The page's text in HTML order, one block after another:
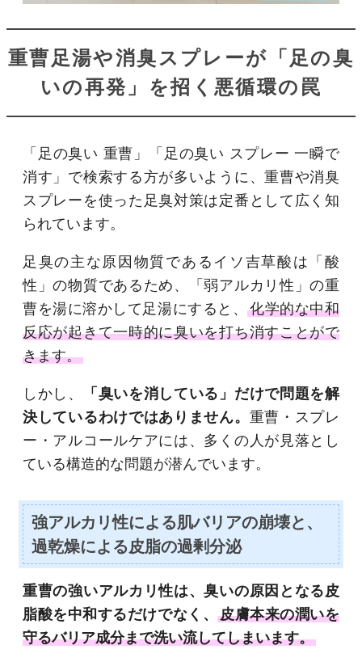
重曹足湯や消臭スプレーが「足の臭
いの再発」を招く悪循環の罠
「足の臭い 重曹」「足の臭い スプレー 一瞬で
消す」で検索する方が多いように、重曹や消臭
スプレーを使った足臭対策は定番として広く知
られています。
足臭の主な原因物質であるイソ吉草酸は「酸
性」の物質であるため、「弱アルカリ性」の重
曹を湯に溶かして足湯にすると、化学的な中和
反応が起きて一時的に臭いを打ち消すことがで
きます。
しかし、
「臭いを消している」だけで問題を解
決しているわけではありません。 重曹・スプレ
ー・アルコールケアには、多くの人が見落とし
ている構造的な問題が潜んでいます。
強アルカリ性による肌バリアの崩壊と、
過乾燥による皮脂の過剰分泌
重曹の強いアルカリ性は、臭いの原因となる皮
脂酸を中和するだけでなく、皮膚本来の潤いを
守るバリア成分まで洗い流してしまいます。